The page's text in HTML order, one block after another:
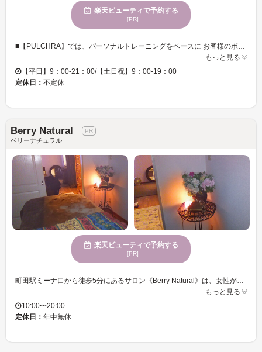
楽天ビューティで予約する
[PR]
もっと見る
【平日】9：00-21：00/【土日祝】9：00-19：00
定休日： 不定休
Berry Natural
ベリーナチュラル
楽天ビューティで予約する
[PR]
もっと見る
10:00〜20:00
定休日： 年中無休